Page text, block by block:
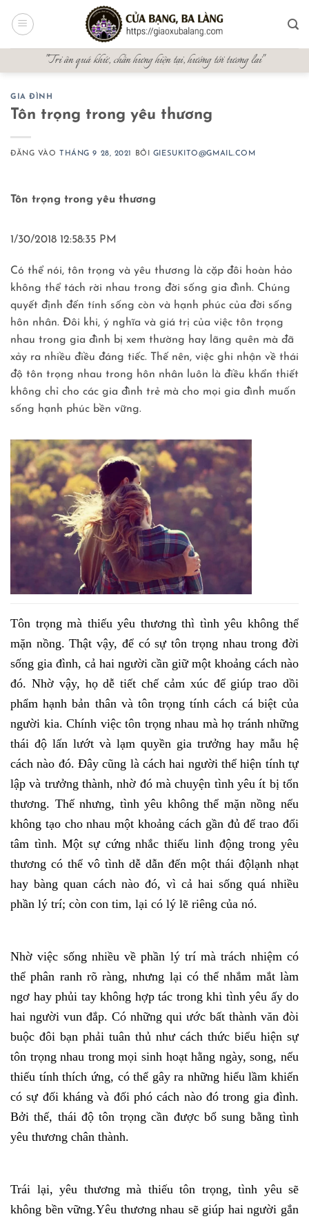
qua
"Tri ân quá khứ, chấn hưng hiện tại, hướng tới tương lai"
GIA ĐÌNH
Tôn trọng trong yêu thương
ĐĂNG VÀO THÁNG 9 28, 2021 BỞI GIESUKITO@GMAIL.COM
Tôn trọng trong yêu thương
1/30/2018 12:58:35 PM
Có thể nói, tôn trọng và yêu thương là cặp đôi hoàn hảo
không thể tách rời nhau trong đời sống gia đình. Chúng
quyết định đến tính sống còn và hạnh phúc của đời sống
hôn nhân. Đôi khi, ý nghĩa và giá trị của việc tôn trọng
nhau trong gia đình bị xem thường hay lãng quên mà đã
xảy ra nhiều điều đáng tiếc. Thế nên, việc ghi nhận về thái
độ tôn trọng nhau trong hôn nhân luôn là điều khẩn thiết
không chỉ cho các gia đình trẻ mà cho mọi gia đình muốn
sống hạnh phúc bền vững.
Tôn trọng mà thiếu yêu thương thì tình yêu không thể
mặn nồng. Thật vậy, để có sự tôn trọng nhau trong đời
sống gia đình, cả hai người cần giữ một khoảng cách nào
đó. Nhờ vậy, họ dễ tiết chế cảm xúc để giúp trao dồi
phẩm hạnh bản thân và tôn trọng tính cách cá biệt của
người kia. Chính việc tôn trọng nhau mà họ tránh những
thái độ lấn lướt và lạm quyền gia trưởng hay mẫu hệ
cách nào đó. Đây cũng là cách hai người thể hiện tính tự
lập và trưởng thành, nhờ đó mà chuyện tình yêu ít bị tổn
thương. Thế nhưng, tình yêu không thể mặn nồng nếu
không tạo cho nhau một khoảng cách gần đủ để trao đổi
tâm tình. Một sự cứng nhắc thiếu linh động trong yêu
thương có thể vô tình dễ dẫn đến một thái độlạnh nhạt
hay bàng quan cách nào đó, vì cả hai sống quá nhiều
phần lý trí; còn con tim, lại có lý lẽ riêng của nó.
Nhờ việc sống nhiều về phần lý trí mà trách nhiệm có
thể phân ranh rõ ràng, nhưng lại có thể nhắm mắt làm
ngơ hay phủi tay không hợp tác trong khi tình yêu ấy do
hai người vun đắp. Có những qui ước bất thành văn đòi
buộc đôi bạn phải tuân thủ như cách thức biểu hiện sự
tôn trọng nhau trong mọi sinh hoạt hằng ngày, song, nếu
thiếu tính thích ứng, có thể gây ra những hiểu lầm khiến
có sự đối kháng và đối phó cách nào đó trong gia đình.
Bởi thế, thái độ tôn trọng cần được bổ sung bằng tình
yêu thương chân thành.
Trái lại, yêu thương mà thiếu tôn trọng, tình yêu sẽ
không bền vững.Yêu thương nhau sẽ giúp hai người gắn